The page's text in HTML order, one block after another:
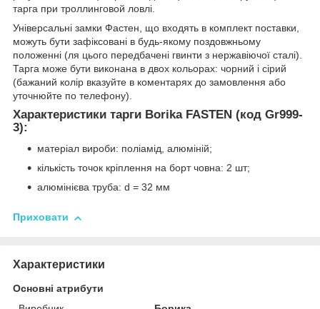
тарга при троллинговой ловлі.
Універсальні замки Фастен, що входять в комплект поставки,
можуть бути зафіксовані в будь-якому поздовжньому
положенні (ля цього передбачені гвинти з нержавіючої сталі).
Тарга може бути виконана в двох кольорах: чорний і сірий
(бажаний колір вказуйте в коментарях до замовлення або
уточнюйте по телефону).
Характеристики тарги Borika FASTEN (код Gr999-
3):
матеріал вироби: поліамід, алюміній;
кількість точок кріплення на борт човна: 2 шт;
алюмінієва труба: d = 32 мм
Приховати
Характеристики
Основні атрибути